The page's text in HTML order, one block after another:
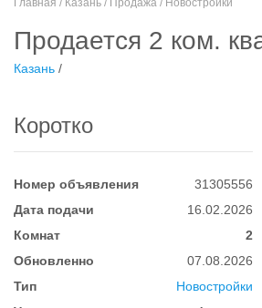
Главная / Казань / Продажа / Новостройки
Продается 2 ком.
Казань /
Коротко
Номер объявления
31305556
Дата подачи
16.02.2026
Комнат
2
Обновленно
07.08.2026
Тип
Новостройки